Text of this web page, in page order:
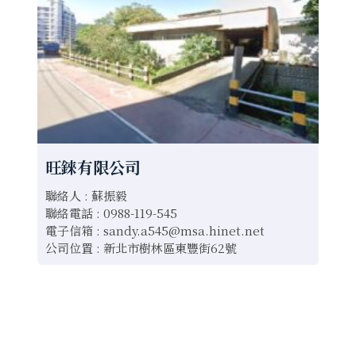
旺錸有限公司
聯絡人 : 蘇振毅
聯絡電話 : 0988-119-545
電子信箱 : sandy.a545@msa.hinet.net
公司位置 : 新北市樹林區東豐街62號